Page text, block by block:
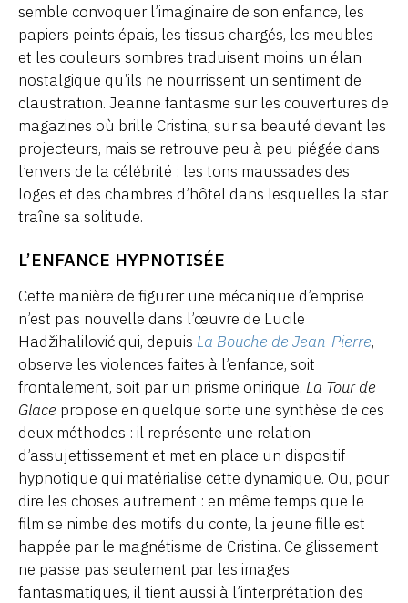
semble convoquer l’imaginaire de son enfance, les
papiers peints épais, les tissus chargés, les meubles
et les couleurs sombres traduisent moins un élan
nostalgique qu’ils ne nourrissent un sentiment de
claustration. Jeanne fantasme sur les couvertures de
magazines où brille Cristina, sur sa beauté devant les
projecteurs, mais se retrouve peu à peu piégée dans
l’envers de la célébrité : les tons maussades des
loges et des chambres d’hôtel dans lesquelles la star
traîne sa solitude.
L’ENFANCE HYPNOTISÉE
Cette manière de figurer une mécanique d’emprise
n’est pas nouvelle dans l’œuvre de Lucile
Hadžihalilović qui, depuis La Bouche de Jean-Pierre,
observe les violences faites à l’enfance, soit
frontalement, soit par un prisme onirique. La Tour de
Glace propose en quelque sorte une synthèse de ces
deux méthodes : il représente une relation
d’assujettissement et met en place un dispositif
hypnotique qui matérialise cette dynamique. Ou, pour
dire les choses autrement : en même temps que le
film se nimbe des motifs du conte, la jeune fille est
happée par le magnétisme de Cristina. Ce glissement
ne passe pas seulement par les images
fantasmatiques, il tient aussi à l’interprétation des